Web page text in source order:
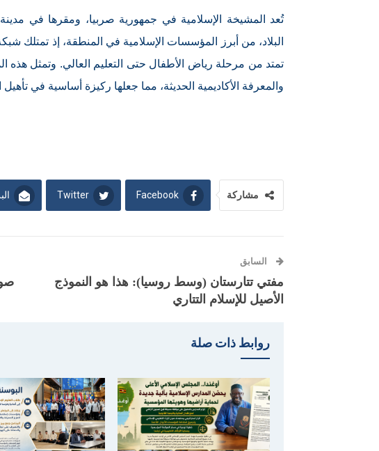
تُعد المشيخة الإسلامية في جمهورية صربيا، ومقرها في
البلاد، من أبرز المؤسسات الإسلامية في المنطقة، إذ تمتلك
تمتد من مرحلة رياض الأطفال حتى التعليم العالي. وتمثل هذه
والمعرفة الأكاديمية الحديثة، مما جعلها ركيزة أساسية في تأهيل
مشاركة Facebook
Twitter
السابق
مفتي تتارستان (وسط روسيا): هذا هو النموذج
الأصيل للإسلام التتاري
روابط ذات صلة